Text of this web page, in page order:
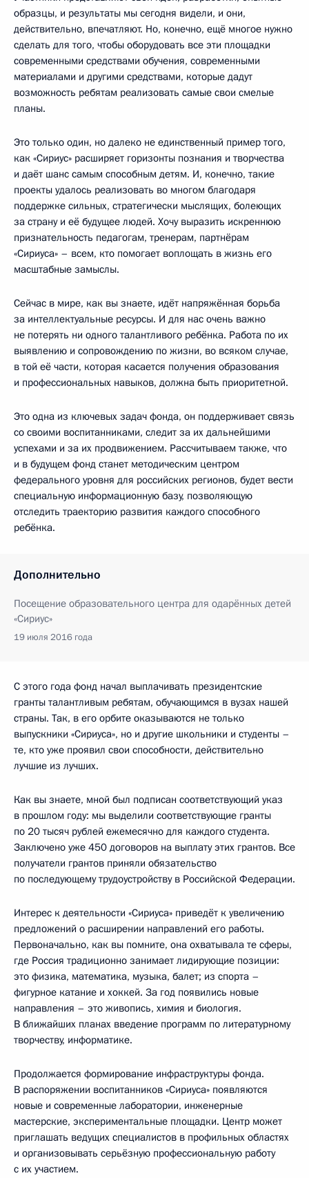
образцы, и результаты мы сегодня видели, и они,
действительно, впечатляют. Но, конечно, ещё многое нужно
сделать для того, чтобы оборудовать все эти площадки
современными средствами обучения, современными
материалами и другими средствами, которые дадут
возможность ребятам реализовать самые свои смелые
планы.
Это только один, но далеко не единственный пример того,
как «Сириус» расширяет горизонты познания и творчества
и даёт шанс самым способным детям. И, конечно, такие
проекты удалось реализовать во многом благодаря
поддержке сильных, стратегически мыслящих, болеющих
за страну и её будущее людей. Хочу выразить искреннюю
признательность педагогам, тренерам, партнёрам
«Сириуса» – всем, кто помогает воплощать в жизнь его
масштабные замыслы.
Сейчас в мире, как вы знаете, идёт напряжённая борьба
за интеллектуальные ресурсы. И для нас очень важно
не потерять ни одного талантливого ребёнка. Работа по их
выявлению и сопровождению по жизни, во всяком случае,
в той её части, которая касается получения образования
и профессиональных навыков, должна быть приоритетной.
Это одна из ключевых задач фонда, он поддерживает связь
со своими воспитанниками, следит за их дальнейшими
успехами и за их продвижением. Рассчитываем также, что
и в будущем фонд станет методическим центром
федерального уровня для российских регионов, будет вести
специальную информационную базу, позволяющую
отследить траекторию развития каждого способного
ребёнка.
Дополнительно
Посещение образовательного центра для одарённых детей
«Сириус»
19 июля 2016 года
С этого года фонд начал выплачивать президентские
гранты талантливым ребятам, обучающимся в вузах нашей
страны. Так, в его орбите оказываются не только
выпускники «Сириуса», но и другие школьники и студенты –
те, кто уже проявил свои способности, действительно
лучшие из лучших.
Как вы знаете, мной был подписан соответствующий указ
в прошлом году: мы выделили соответствующие гранты
по 20 тысяч рублей ежемесячно для каждого студента.
Заключено уже 450 договоров на выплату этих грантов. Все
получатели грантов приняли обязательство
по последующему трудоустройству в Российской Федерации.
Интерес к деятельности «Сириуса» приведёт к увеличению
предложений о расширении направлений его работы.
Первоначально, как вы помните, она охватывала те сферы,
где Россия традиционно занимает лидирующие позиции:
это физика, математика, музыка, балет; из спорта –
фигурное катание и хоккей. За год появились новые
направления – это живопись, химия и биология.
В ближайших планах введение программ по литературному
творчеству, информатике.
Продолжается формирование инфраструктуры фонда.
В распоряжении воспитанников «Сириуса» появляются
новые и современные лаборатории, инженерные
мастерские, экспериментальные площадки. Центр может
приглашать ведущих специалистов в профильных областях
и организовывать серьёзную профессиональную работу
с их участием.